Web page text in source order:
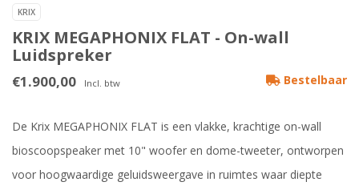
KRIX
KRIX MEGAPHONIX FLAT - On-wall
Luidspreker
€1.900,00 Incl. btw Bestelbaar
De Krix MEGAPHONIX FLAT is een vlakke, krachtige on-wall
bioscoopspeaker met 10" woofer en dome-tweeter, ontworpen
voor hoogwaardige geluidsweergave in ruimtes waar diepte